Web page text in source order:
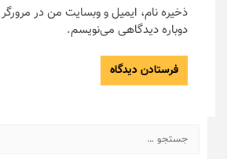
ذخیره نام، ایمیل و وبسایت من در
دوباره دیدگاهی می‌نویسم.
جستجو
برای: